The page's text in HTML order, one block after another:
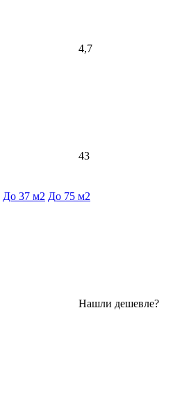
4,7
43
До 37 м2 До 75 м2
Нашли дешевле?